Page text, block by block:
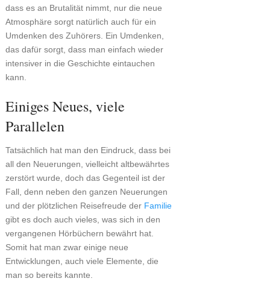
dass es an Brutalität nimmt, nur die neue
Atmosphäre sorgt natürlich auch für ein
Umdenken des Zuhörers. Ein Umdenken,
das dafür sorgt, dass man einfach wieder
intensiver in die Geschichte eintauchen
kann.
Einiges Neues, viele
Parallelen
Tatsächlich hat man den Eindruck, dass bei
all den Neuerungen, vielleicht altbewährtes
zerstört wurde, doch das Gegenteil ist der
Fall, denn neben den ganzen Neuerungen
und der plötzlichen Reisefreude der Familie
gibt es doch auch vieles, was sich in den
vergangenen Hörbüchern bewährt hat.
Somit hat man zwar einige neue
Entwicklungen, auch viele Elemente, die
man so bereits kannte.